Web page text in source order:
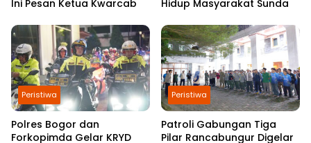
Ini Pesan Ketua Kwarcab
Hidup Masyarakat Sunda
Peristiwa
Polres Bogor dan
Forkopimda Gelar KRYD
Peristiwa
Patroli Gabungan Tiga
Pilar Rancabungur Digelar